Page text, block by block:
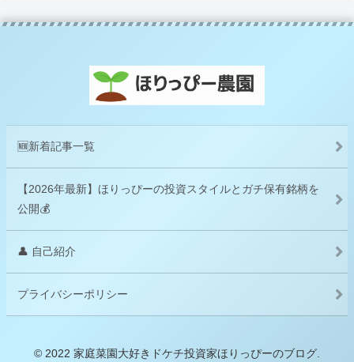
🆕新着記事一覧
【2026年最新】ほりっぴーの投資スタイルとガチ保有銘柄を
公開💰
👤 自己紹介
プライバシーポリシー
© 2022 家庭菜園大好きドケチ投資家ほりっぴーのブログ.